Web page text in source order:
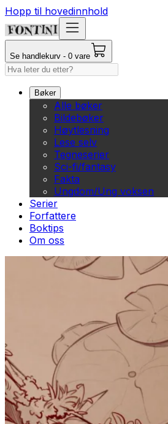
Hopp til hovedinnhold
Se handlekurv - 0 vare
Bøker
Alle bøker
Bildebøker
Høytlesning
Lese selv
Tegneserier
Sci-fi/fantasy
Fakta
Ungdom/Ung voksen
Serier
Forfattere
Boktips
Om oss